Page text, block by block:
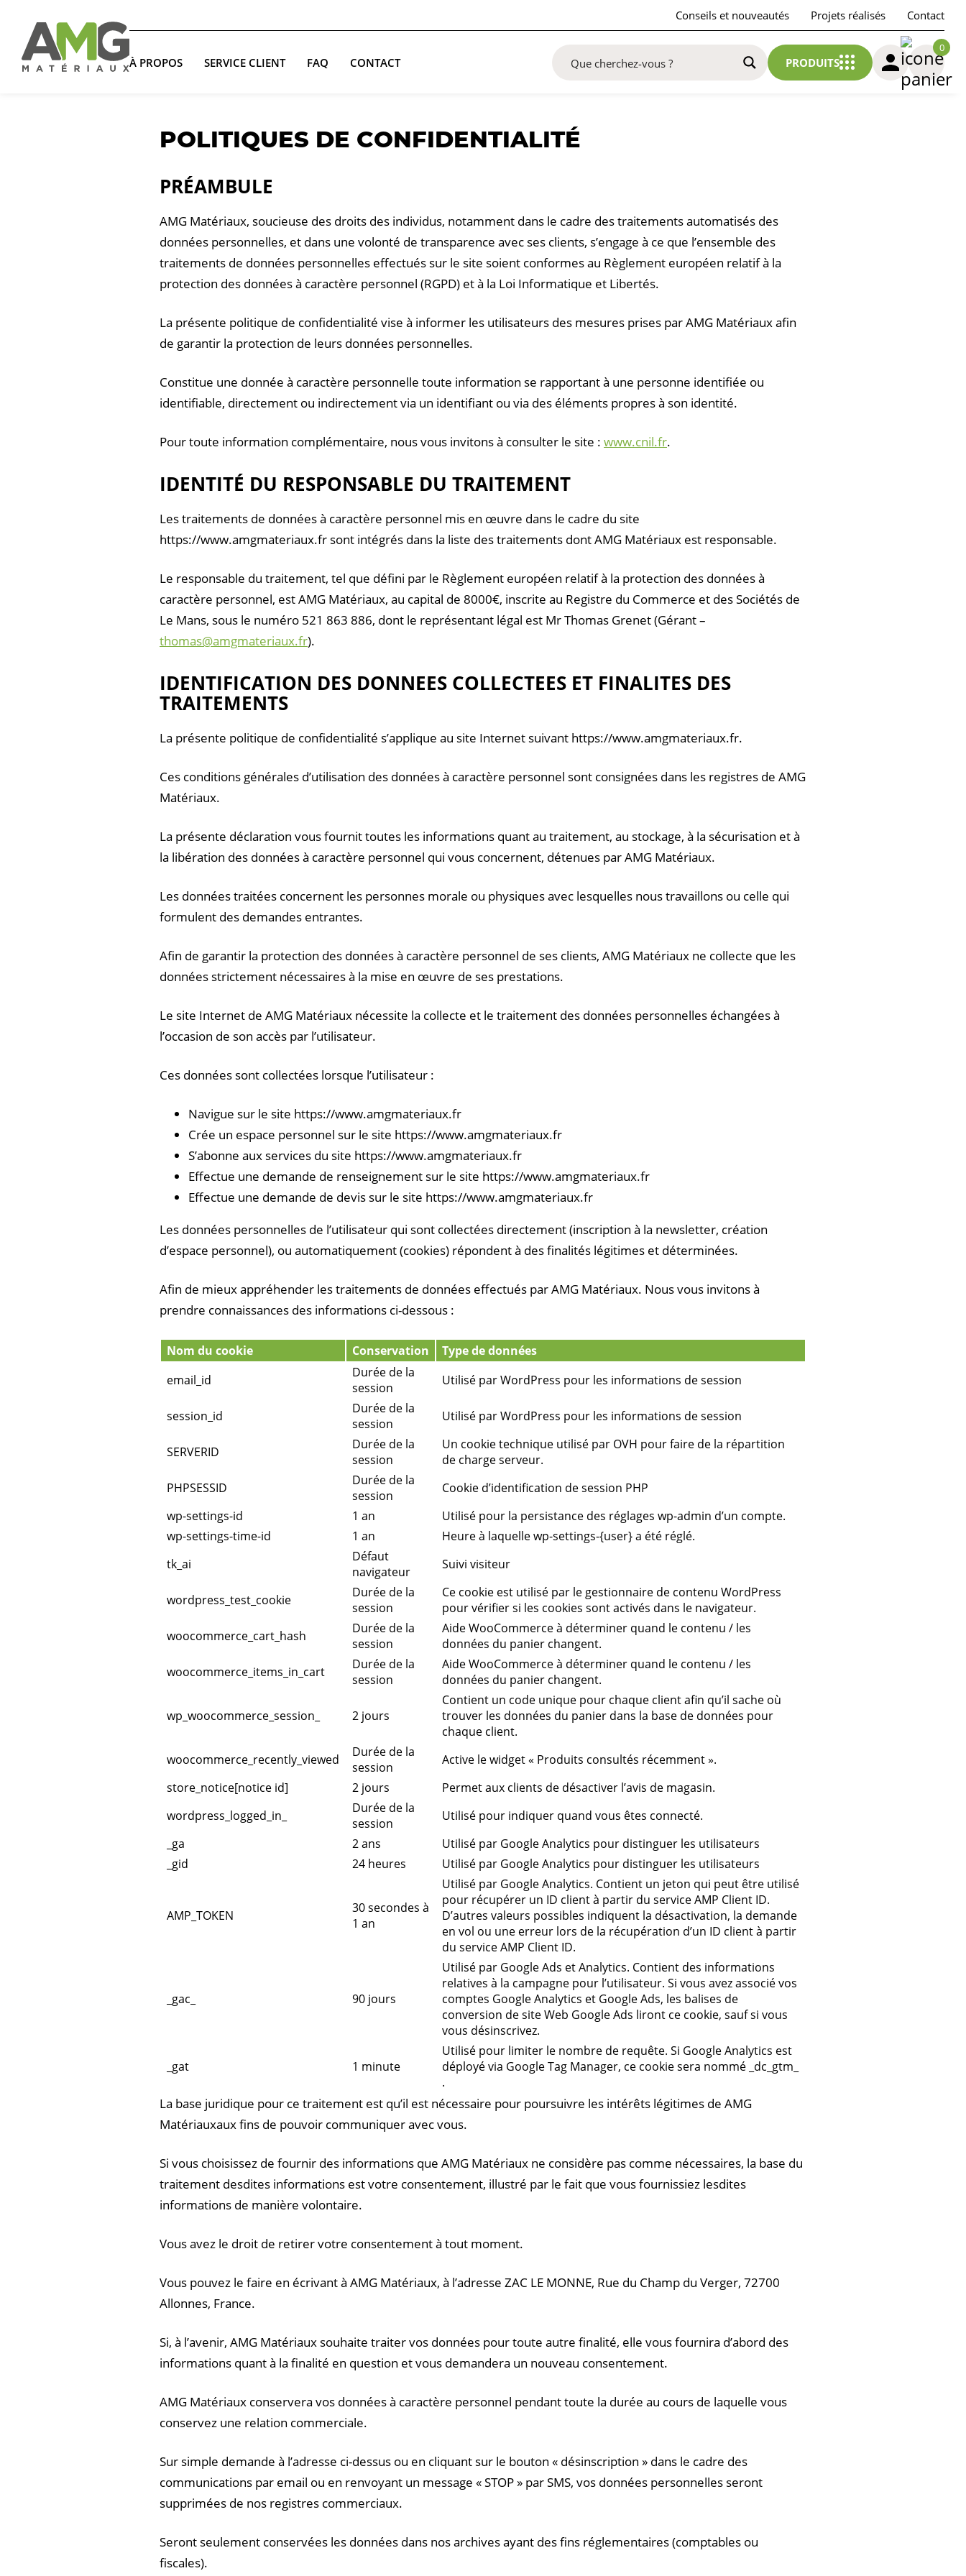
Conseils et nouveautés Projets réalisés Contact
À PROPOS SERVICE CLIENT FAQ CONTACT PRODUITS
0
POLITIQUES DE CONFIDENTIALITÉ
PRÉAMBULE
AMG Matériaux, soucieuse des droits des individus, notamment dans le cadre des traitements automatisés des
données personnelles, et dans une volonté de transparence avec ses clients, s’engage à ce que l’ensemble des
traitements de données personnelles effectués sur le site soient conformes au Règlement européen relatif à la
protection des données à caractère personnel (RGPD) et à la Loi Informatique et Libertés.
La présente politique de confidentialité vise à informer les utilisateurs des mesures prises par AMG Matériaux afin
de garantir la protection de leurs données personnelles.
Constitue une donnée à caractère personnelle toute information se rapportant à une personne identifiée ou
identifiable, directement ou indirectement via un identifiant ou via des éléments propres à son identité.
Pour toute information complémentaire, nous vous invitons à consulter le site : www.cnil.fr.
IDENTITÉ DU RESPONSABLE DU TRAITEMENT
Les traitements de données à caractère personnel mis en œuvre dans le cadre du site
https://www.amgmateriaux.fr sont intégrés dans la liste des traitements dont AMG Matériaux est responsable.
Le responsable du traitement, tel que défini par le Règlement européen relatif à la protection des données à
caractère personnel, est AMG Matériaux, au capital de 8000€, inscrite au Registre du Commerce et des Sociétés de
Le Mans, sous le numéro 521 863 886, dont le représentant légal est Mr Thomas Grenet (Gérant –
thomas@amgmateriaux.fr).
IDENTIFICATION DES DONNEES COLLECTEES ET FINALITES DES
TRAITEMENTS
La présente politique de confidentialité s’applique au site Internet suivant https://www.amgmateriaux.fr.
Ces conditions générales d’utilisation des données à caractère personnel sont consignées dans les registres de AMG
Matériaux.
La présente déclaration vous fournit toutes les informations quant au traitement, au stockage, à la sécurisation et à
la libération des données à caractère personnel qui vous concernent, détenues par AMG Matériaux.
Les données traitées concernent les personnes morale ou physiques avec lesquelles nous travaillons ou celle qui
formulent des demandes entrantes.
Afin de garantir la protection des données à caractère personnel de ses clients, AMG Matériaux ne collecte que les
données strictement nécessaires à la mise en œuvre de ses prestations.
Le site Internet de AMG Matériaux nécessite la collecte et le traitement des données personnelles échangées à
l’occasion de son accès par l’utilisateur.
Ces données sont collectées lorsque l’utilisateur :
Navigue sur le site https://www.amgmateriaux.fr
Crée un espace personnel sur le site https://www.amgmateriaux.fr
S’abonne aux services du site https://www.amgmateriaux.fr
Effectue une demande de renseignement sur le site https://www.amgmateriaux.fr
Effectue une demande de devis sur le site https://www.amgmateriaux.fr
Les données personnelles de l’utilisateur qui sont collectées directement (inscription à la newsletter, création
d’espace personnel), ou automatiquement (cookies) répondent à des finalités légitimes et déterminées.
Afin de mieux appréhender les traitements de données effectués par AMG Matériaux. Nous vous invitons à
prendre connaissances des informations ci-dessous :
Nom du cookie Conservation
Type de données
email_id
Durée de la
session
Utilisé par WordPress pour les informations de session
session_id
Durée de la
session
Utilisé par WordPress pour les informations de session
SERVERID
Durée de la
session
Un cookie technique utilisé par OVH pour faire de la répartition
de charge serveur.
PHPSESSID
Durée de la
session
Cookie d’identification de session PHP
wp-settings-id
1 an
Utilisé pour la persistance des réglages wp-admin d’un compte.
wp-settings-time-id
1 an
Heure à laquelle wp-settings-{user} a été réglé.
tk_ai
Défaut
navigateur
Suivi visiteur
wordpress_test_cookie
Durée de la
session
Ce cookie est utilisé par le gestionnaire de contenu WordPress
pour vérifier si les cookies sont activés dans le navigateur.
woocommerce_cart_hash
Durée de la
session
Aide WooCommerce à déterminer quand le contenu / les
données du panier changent.
woocommerce_items_in_cart
Durée de la
session
Aide WooCommerce à déterminer quand le contenu / les
données du panier changent.
wp_woocommerce_session_ 2 jours
Contient un code unique pour chaque client afin qu’il sache où
trouver les données du panier dans la base de données pour
chaque client.
woocommerce_recently_viewed
Durée de la
session
Active le widget « Produits consultés récemment ».
store_notice[notice id]
2 jours
Permet aux clients de désactiver l’avis de magasin.
wordpress_logged_in_
Durée de la
session
Utilisé pour indiquer quand vous êtes connecté.
_ga
2 ans
Utilisé par Google Analytics pour distinguer les utilisateurs
_gid
24 heures Utilisé par Google Analytics pour distinguer les utilisateurs
AMP_TOKEN
30 secondes à
1 an
Utilisé par Google Analytics. Contient un jeton qui peut être utilisé
pour récupérer un ID client à partir du service AMP Client ID.
D’autres valeurs possibles indiquent la désactivation, la demande
en vol ou une erreur lors de la récupération d’un ID client à partir
du service AMP Client ID.
_gac_ 90 jours
Utilisé par Google Ads et Analytics. Contient des informations
relatives à la campagne pour l’utilisateur. Si vous avez associé vos
comptes Google Analytics et Google Ads, les balises de
conversion de site Web Google Ads liront ce cookie, sauf si vous
vous désinscrivez.
_gat 1 minute
Utilisé pour limiter le nombre de requête. Si Google Analytics est
déployé via Google Tag Manager, ce cookie sera nommé _dc_gtm_
.
La base juridique pour ce traitement est qu’il est nécessaire pour poursuivre les intérêts légitimes de AMG
Matériauxaux fins de pouvoir communiquer avec vous.
Si vous choisissez de fournir des informations que AMG Matériaux ne considère pas comme nécessaires, la base du
traitement desdites informations est votre consentement, illustré par le fait que vous fournissiez lesdites
informations de manière volontaire.
Vous avez le droit de retirer votre consentement à tout moment.
Vous pouvez le faire en écrivant à AMG Matériaux, à l’adresse ZAC LE MONNE, Rue du Champ du Verger, 72700
Allonnes, France.
Si, à l’avenir, AMG Matériaux souhaite traiter vos données pour toute autre finalité, elle vous fournira d’abord des
informations quant à la finalité en question et vous demandera un nouveau consentement.
AMG Matériaux conservera vos données à caractère personnel pendant toute la durée au cours de laquelle vous
conservez une relation commerciale.
Sur simple demande à l’adresse ci-dessus ou en cliquant sur le bouton « désinscription » dans le cadre des
communications par email ou en renvoyant un message « STOP » par SMS, vos données personnelles seront
supprimées de nos registres commerciaux.
Seront seulement conservées les données dans nos archives ayant des fins réglementaires (comptables ou
fiscales).